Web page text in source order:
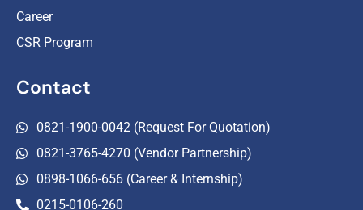
Career
CSR Program
Contact
0821-1900-0042 (Request For Quotation)
0821-3765-4270 (Vendor Partnership)
0898-1066-656 (Career & Internship)
0215-0106-260